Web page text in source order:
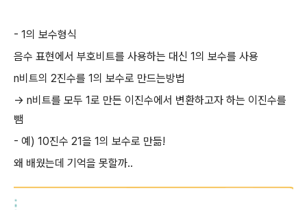
- 1의 보수형식
음수 표현에서 부호비트를 사용하는 대신 1의 보수를 사용
n비트의 2진수를 1의 보수로 만드는방법
-> n비트를 모두 1로 만든 이진수에서 변환하고자 하는 이진수를
뺌
- 예) 10진수 21을 1의 보수로 만듦!
왜 배웠는데 기억을 못할까..